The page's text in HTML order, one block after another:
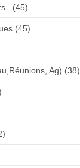
(45)
(45)
Ag) (38)